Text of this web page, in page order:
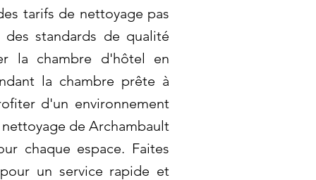
tarifs de nettoyage pas
standards de qualité
la chambre d'hôtel en
la chambre prête à
d'un environnement
de Archambault
chaque espace. Faites
un service rapide et